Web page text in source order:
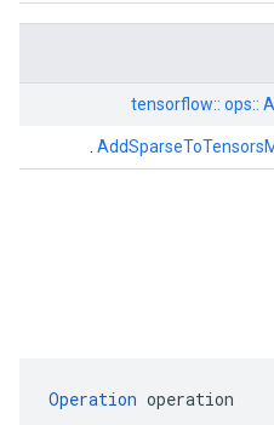
tensorflow:: ops::
Operation operation